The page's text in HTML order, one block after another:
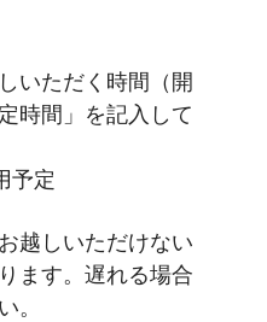
いただく時間（開
時間」を記入して
予定
越しいただけない
ます。遅れる場合
。